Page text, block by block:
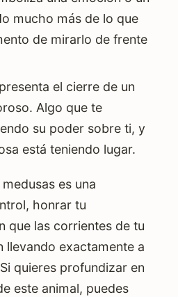
mucho más de lo que
de mirarlo de frente
el cierre de un
Algo que te
su poder sobre ti, y
está teniendo lugar.
es una
honrar tu
que las corrientes de tu
llevando exactamente a
quieres profundizar en
este animal, puedes